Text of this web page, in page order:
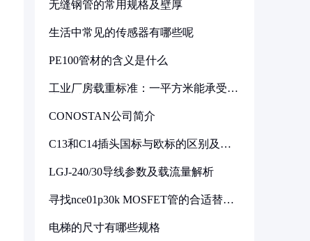
无缝钢管的常用规格及壁厚
生活中常见的传感器有哪些呢
PE100管材的含义是什么
工业厂房载重标准：一平方米能承受多
CONOSTAN公司简介
C13和C14插头国标与欧标的区别及其
LGJ-240/30导线参数及载流量解析
寻找nce01p30k MOSFET管的合适替代
电梯的尺寸有哪些规格